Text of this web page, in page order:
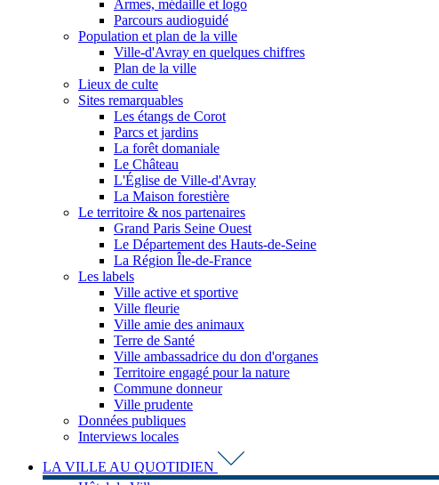
Armes, médaille et logo
Parcours audioguidé
Population et plan de la ville
Ville-d'Avray en quelques chiffres
Plan de la ville
Lieux de culte
Sites remarquables
Les étangs de Corot
Parcs et jardins
La forêt domaniale
Le Château
L'Église de Ville-d'Avray
La Maison forestière
Le territoire & nos partenaires
Grand Paris Seine Ouest
Le Département des Hauts-de-Seine
La Région Île-de-France
Les labels
Ville active et sportive
Ville fleurie
Ville amie des animaux
Terre de Santé
Ville ambassadrice du don d'organes
Territoire engagé pour la nature
Commune donneur
Ville prudente
Données publiques
Interviews locales
LA VILLE AU QUOTIDIEN